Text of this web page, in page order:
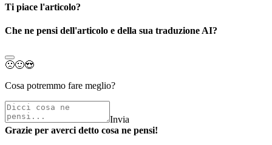
Ti piace l'articolo?
Che ne pensi dell'articolo e della sua traduzione AI?
🙁🙂😍
Cosa potremmo fare meglio?
Invia
Grazie per averci detto cosa ne pensi!